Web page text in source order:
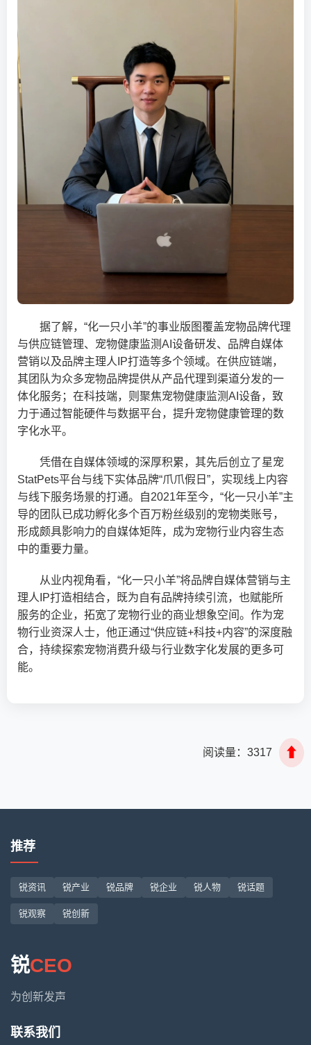
据了解，“化一只小羊”的事业版图覆盖宠物品牌代理
与供应链管理、宠物健康监测AI设备研发、品牌自媒体
营销以及品牌主理人IP打造等多个领域。在供应链端，
其团队为众多宠物品牌提供从产品代理到渠道分发的一
体化服务；在科技端，则聚焦宠物健康监测AI设备，致
力于通过智能硬件与数据平台，提升宠物健康管理的数
字化水平。
凭借在自媒体领域的深厚积累，其先后创立了星宠
StatPets平台与线下实体品牌“爪爪假日”，实现线上内容
与线下服务场景的打通。自2021年至今，“化一只小羊”主
导的团队已成功孵化多个百万粉丝级别的宠物类账号，
形成颇具影响力的自媒体矩阵，成为宠物行业内容生态
中的重要力量。
从业内视角看，“化一只小羊”将品牌自媒体营销与主
理人IP打造相结合，既为自有品牌持续引流，也赋能所
服务的企业，拓宽了宠物行业的商业想象空间。作为宠
物行业资深人士，他正通过“供应链+科技+内容”的深度融
合，持续探索宠物消费升级与行业数字化发展的更多可
能。
阅读量： 3317 ⬆
推荐
锐资讯 锐产业 锐品牌 锐企业 锐人物 锐话题
锐观察 锐创新
锐CEO
为创新发声
联系我们